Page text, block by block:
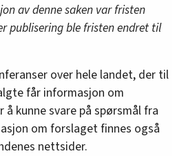
av denne saken var fristen
publisering ble fristen endret til
over hele landet, der til
får informasjon om
kunne svare på spørsmål fra
om forslaget finnes også
nettsider.